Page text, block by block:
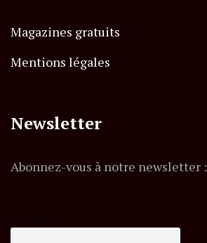
Magazines gratuits
Mentions légales
Newsletter
Abonnez-vous à notre newsletter :